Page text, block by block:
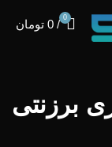
0
/
0 تومان
برزنتی